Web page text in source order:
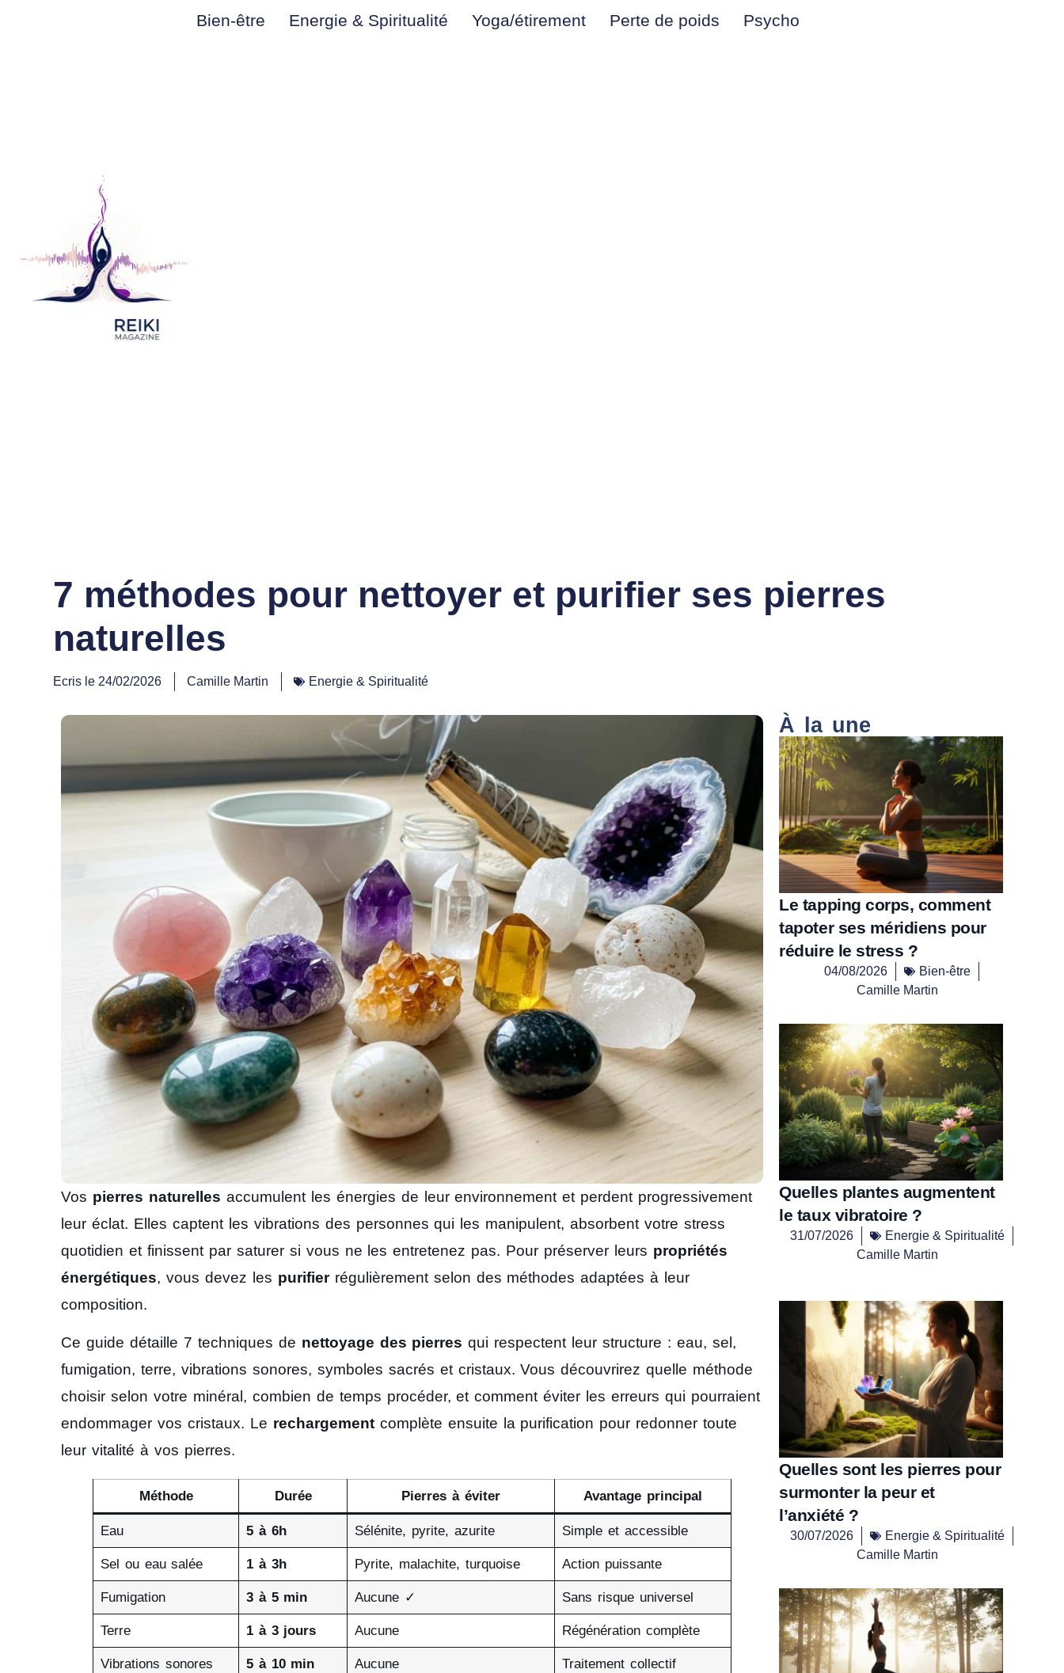
Bien-être Energie & Spiritualité Yoga/étirement Perte de poids Psycho
7 méthodes pour nettoyer et purifier ses pierres
naturelles
Ecris le 24/02/2026 Camille Martin Energie & Spiritualité
Vos pierres naturelles accumulent les énergies de leur environnement et perdent progressivement
leur éclat. Elles captent les vibrations des personnes qui les manipulent, absorbent votre stress
quotidien et finissent par saturer si vous ne les entretenez pas. Pour préserver leurs propriétés
énergétiques, vous devez les purifierrégulièrement selon des méthodes adaptées à leur
composition.
Ce guide détaille 7 techniques de nettoyage des pierres qui respectent leur structure : eau, sel,
fumigation, terre, vibrations sonores, symboles sacrés et cristaux. Vous découvrirez quelle méthode
choisir selon votre minéral, combien de temps procéder, et comment éviter les erreurs qui pourraient
endommager vos cristaux. Le rechargementcomplète ensuite la purification pour redonner toute
leur vitalité à vos pierres.
Méthode Durée Pierres à éviter Avantage principal
Eau 5 à 6h Sélénite, pyrite, azurite Simple et accessible
Sel ou eau salée 1 à 3h Pyrite, malachite, turquoise Action puissante
Fumigation 3 à 5 min Aucune ✓ Sans risque universel
Terre 1 à 3 jours Aucune Régénération complète
Vibrations sonores 5 à 10 min Aucune Traitement collectif
À la une
Le tapping corps, comment
tapoter ses méridiens pour
réduire le stress ?
04/08/2026
Bien-être
Camille Martin
Quelles plantes augmentent
le taux vibratoire ?
31/07/2026
Energie & Spiritualité
Camille Martin
Quelles sont les pierres pour
surmonter la peur et
l’anxiété ?
30/07/2026
Energie & Spiritualité
Camille Martin